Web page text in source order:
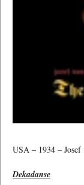
USA – 1934 –
Dekadanse